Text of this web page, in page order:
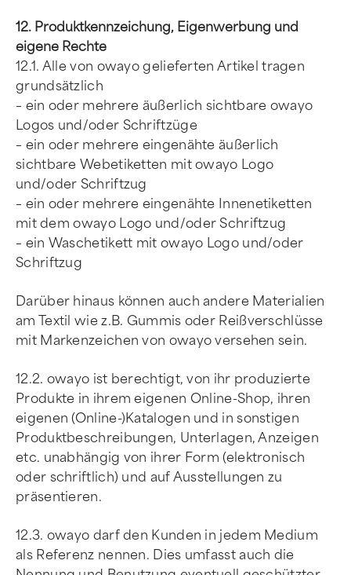
12. Produktkennzeichung, Eigenwerbung und
eigene Rechte
12.1. Alle von owayo gelieferten Artikel tragen
grundsätzlich
– ein oder mehrere äußerlich sichtbare owayo
Logos und/oder Schriftzüge
– ein oder mehrere eingenähte äußerlich
sichtbare Webetiketten mit owayo Logo
und/oder Schriftzug
– ein oder mehrere eingenähte Innenetiketten
mit dem owayo Logo und/oder Schriftzug
– ein Waschetikett mit owayo Logo und/oder
Schriftzug
Darüber hinaus können auch andere Materialien
am Textil wie z.B. Gummis oder Reißverschlüsse
mit Markenzeichen von owayo versehen sein.
12.2. owayo ist berechtigt, von ihr produzierte
Produkte in ihrem eigenen Online-Shop, ihren
eigenen (Online-)Katalogen und in sonstigen
Produktbeschreibungen, Unterlagen, Anzeigen
etc. unabhängig von ihrer Form (elektronisch
oder schriftlich) und auf Ausstellungen zu
präsentieren.
12.3. owayo darf den Kunden in jedem Medium
als Referenz nennen. Dies umfasst auch die